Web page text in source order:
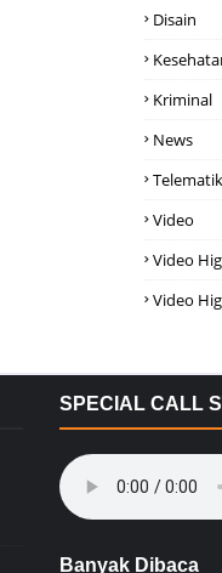
Disain
Kriminal
News
Video
Video
Video
SPECIAL CALL
Banyak Dibaca